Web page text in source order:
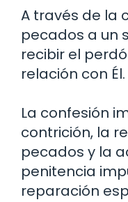
A través de la
pecados a un
recibir el
relación con Él.
La confesión
contrición, la
pecados y la
penitencia
reparación